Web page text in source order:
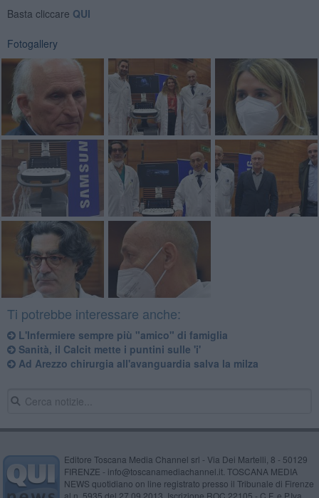
Basta cliccare QUI
Fotogallery
Ti potrebbe interessare anche:
L'Infermiere sempre più "amico" di famiglia
Sanità, il Calcit mette i puntini sulle 'i'
Ad Arezzo chirurgia all'avanguardia salva la milza
Editore Toscana Media Channel srl - Via Dei Martelli, 8 - 50129
FIRENZE - info@toscanamediachannel.it. TOSCANA MEDIA
NEWS quotidiano on line registrato presso il Tribunale di Firenze
al n. 5935 del 27.09.2013. Iscrizione ROC 22105 - C.F. e P.Iva